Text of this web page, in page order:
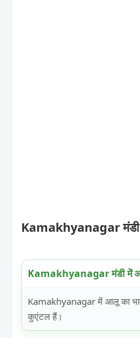
Kamakhyanagar
Kamakhyanagar मंडी में
Kamakhyanagar में आलू का
कुएंटल हैं।